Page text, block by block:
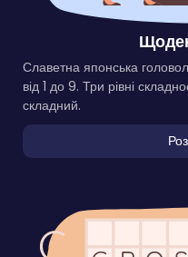
Славетна японська
від 1 до 9. Три рівні
складний.